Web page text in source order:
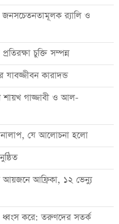
জনসচেতনতামূলক র‍্যালি ও
চুক্তি সম্পন্ন
যাবজ্জীবন কারাদন্ড
শায়খ গাজ্জাবী ও আল-
যে আলোচনা হলো
আয়জনে আফ্রিকা, ১২ ভেন্যু
করে: তরুণদের সতর্ক